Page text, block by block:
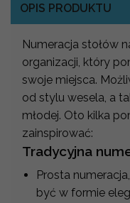
OPIS PRODUKTU
Numeracja stołów
organizacji, który
swoje miejsca.
od stylu wesela, a
młodej. Oto kilka
zainspirować:
Tradycyjna
Prosta numeracja,
być w formie